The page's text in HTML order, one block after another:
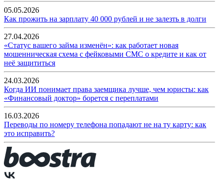
05.05.2026
Как прожить на зарплату 40 000 рублей и не залезть в долги
27.04.2026
«Статус вашего займа изменён»: как работает новая
мошенническая схема с фейковыми СМС о кредите и как от
неё защититься
24.03.2026
Когда ИИ понимает права заемщика лучше, чем юристы: как
«Финансовый доктор» борется с переплатами
16.03.2026
Переводы по номеру телефона попадают не на ту карту: как
это исправить?